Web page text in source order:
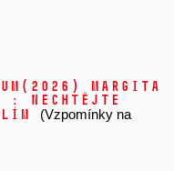
(2026)
Margita
: Nechtějte
(Vzpomínky na